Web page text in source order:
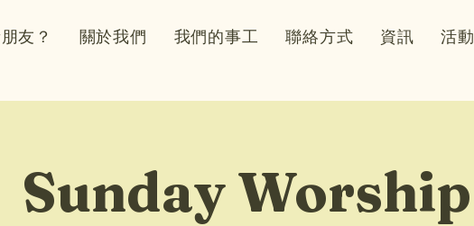
友？ 關於我們 我們的事工 聯絡方式 資訊 活動
Sunday Worship